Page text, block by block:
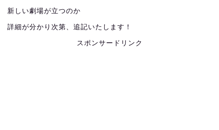
新しい劇場が立つのか
詳細が分かり次第、追記いたします！
スポンサードリンク